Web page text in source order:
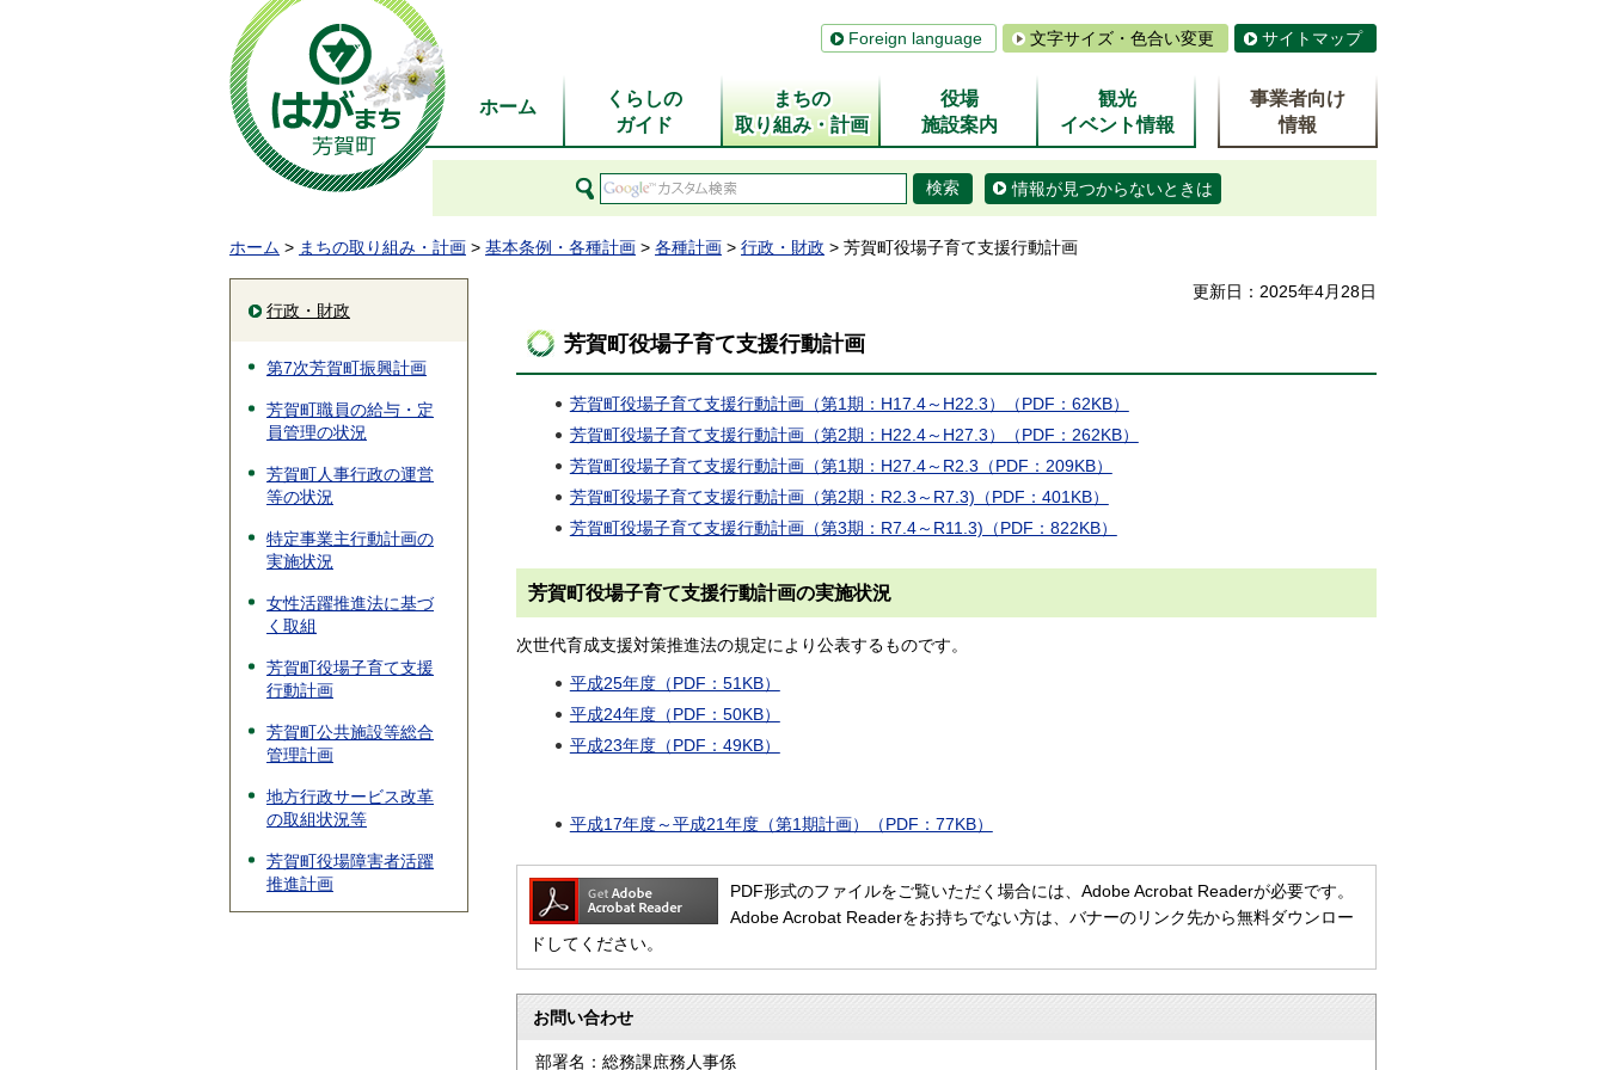
Foreign language 文字サイズ・色合い変更 サイトマップ
ホーム
くらしの
ガイド
まちの
取り組み・計画
役場
施設案内
観光
イベント情報
事業者向け
情報
情報が見つからないときは
ホーム > まちの取り組み・計画 > 基本条例・各種計画 > 各種計画 > 行政・財政 > 芳賀町役場子育て支援行動計画
行政・財政
第7次芳賀町振興計画
芳賀町職員の給与・定
員管理の状況
芳賀町人事行政の運営
等の状況
特定事業主行動計画の
実施状況
女性活躍推進法に基づ
く取組
芳賀町役場子育て支援
行動計画
芳賀町公共施設等総合
管理計画
地方行政サービス改革
の取組状況等
芳賀町役場障害者活躍
推進計画
更新日：2025年4月28日
芳賀町役場子育て支援行動計画
芳賀町役場子育て支援行動計画（第1期：H17.4～H22.3）（PDF：62KB）
芳賀町役場子育て支援行動計画（第2期：H22.4～H27.3）（PDF：262KB）
芳賀町役場子育て支援行動計画（第1期：H27.4～R2.3（PDF：209KB）
芳賀町役場子育て支援行動計画（第2期：R2.3～R7.3)（PDF：401KB）
芳賀町役場子育て支援行動計画（第3期：R7.4～R11.3)（PDF：822KB）
芳賀町役場子育て支援行動計画の実施状況
次世代育成支援対策推進法の規定により公表するものです。
平成25年度（PDF：51KB）
平成24年度（PDF：50KB）
平成23年度（PDF：49KB）
平成17年度～平成21年度（第1期計画）（PDF：77KB）
PDF形式のファイルをご覧いただく場合には、Adobe Acrobat Readerが必要です。
Adobe Acrobat Readerをお持ちでない方は、バナーのリンク先から無料ダウンロー
ドしてください。
お問い合わせ
部署名：総務課庶務人事係